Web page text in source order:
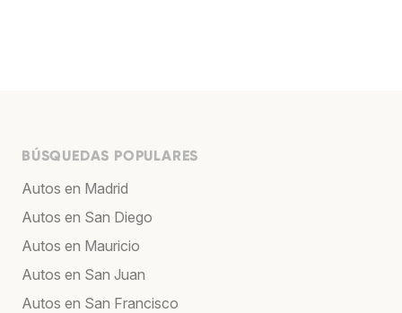
BÚSQUEDAS POPULARES
Autos en Madrid
Autos en San Diego
Autos en Mauricio
Autos en San Juan
Autos en San Francisco